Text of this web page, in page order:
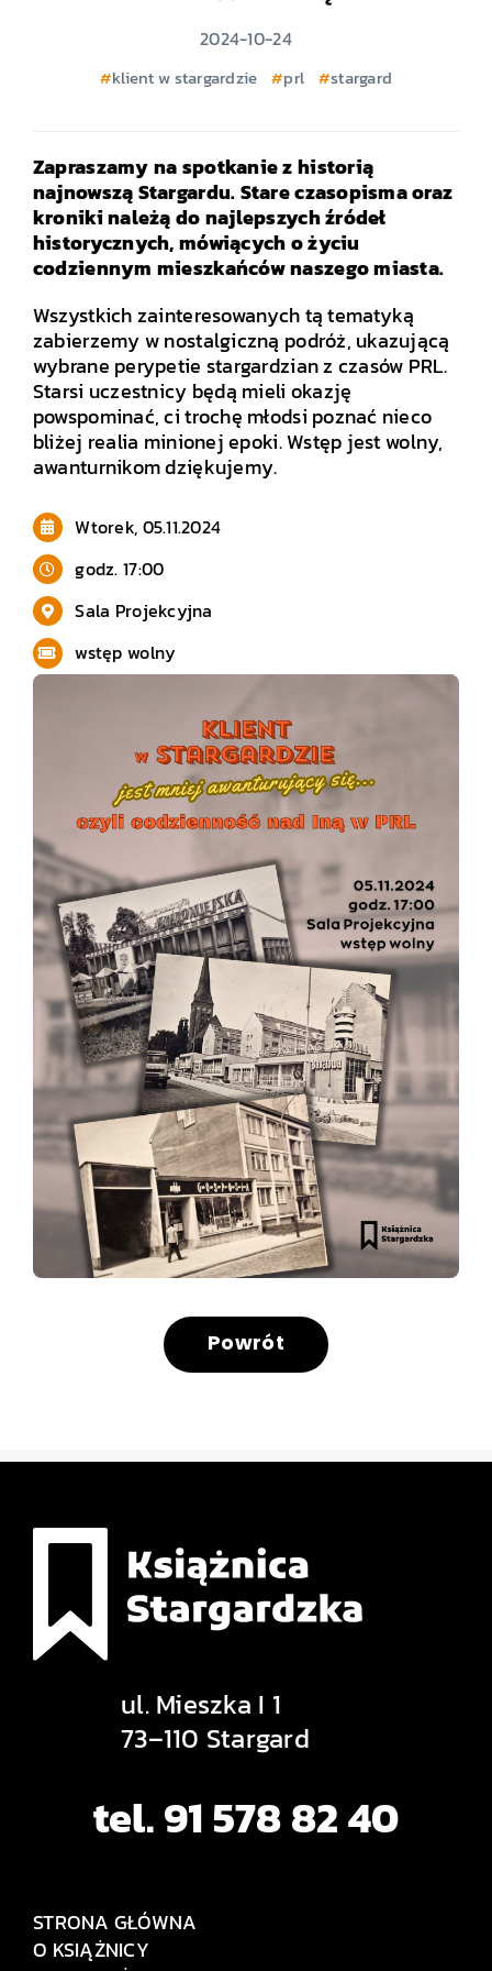
2024-10-24
klient w stargardzie prl stargard
Zapraszamy na spotkanie z historią
najnowszą Stargardu. Stare czasopisma oraz
kroniki należą do najlepszych źródeł
historycznych, mówiących o życiu
codziennym mieszkańców naszego miasta.
Wszystkich zainteresowanych tą tematyką
zabierzemy w nostalgiczną podróż, ukazującą
wybrane perypetie stargardzian z czasów PRL.
Starsi uczestnicy będą mieli okazję
powspominać, ci trochę młodsi poznać nieco
bliżej realia minionej epoki. Wstęp jest wolny,
awanturnikom dziękujemy.
Wtorek, 05.11.2024
godz. 17:00
Sala Projekcyjna
wstęp wolny
Powrót
ul. Mieszka I 1
73–110 Stargard
tel. 91 578 82 40
STRONA GŁÓWNA
O KSIĄŻNICY